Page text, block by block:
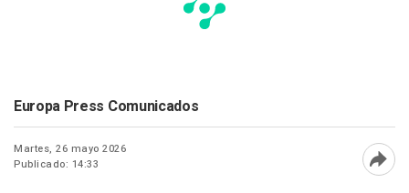
Europa Press Comunicados
Martes, 26 mayo 2026
Publicado: 14:33